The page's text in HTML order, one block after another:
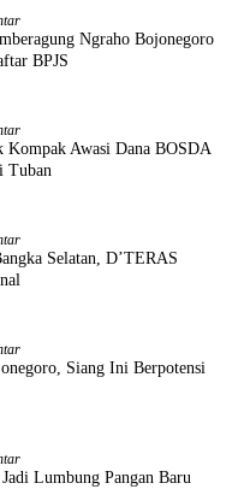
Ngraho Bojonegoro
BPJS
Kompak Awasi Dana BOSDA
Tuban
Selatan, D’TERAS
Siang Ini Berpotensi
Lumbung Pangan Baru